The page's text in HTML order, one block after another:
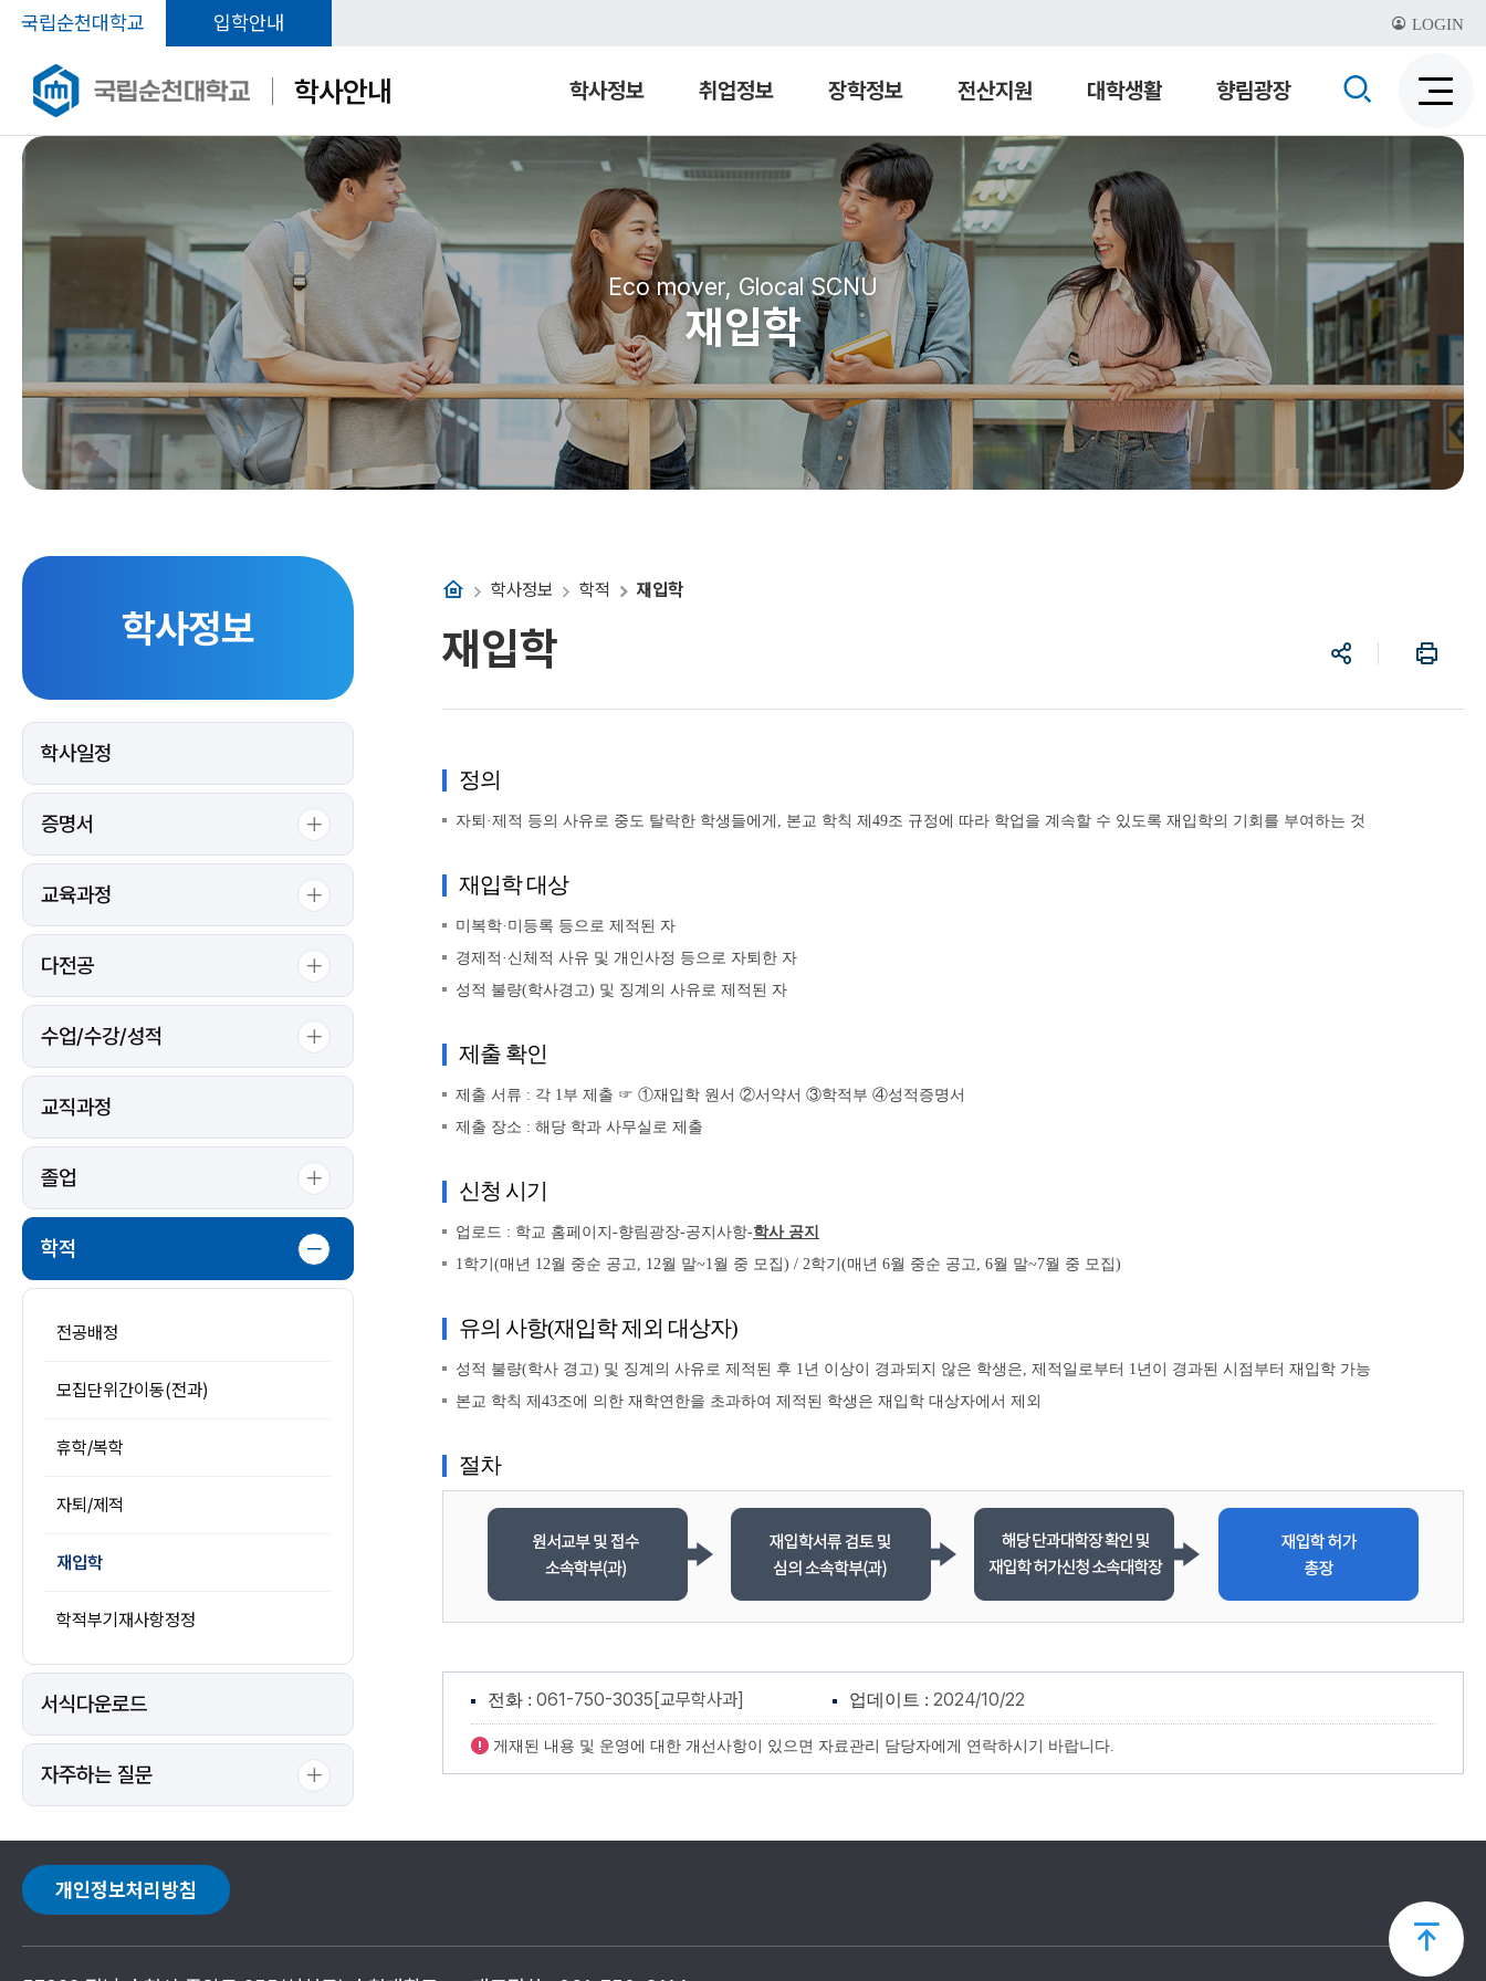
국립순천대학교 입학안내 LOGIN
학사안내 학사정보 취업정보 장학정보 전산지원 대학생활 향림광장
색
성
화
색
Eco mover, Glocal SCNU
재입학
홈 학사정보 학적 재입학
학사정보
학사일정
증명서
교육과정
다전공
수업/수강/성적
교직과정
졸업
학적
전공배정
모집단위간이동(전과)
휴학/복학
자퇴/제적
재입학
학적부기재사항정정
서식다운로드
자주하는 질문
공
프
린
재입학
정의
자퇴·제적 등의 사유로 중도 탈락한 학생들에게, 본교 학칙 제49조 규정에 따라 학업을 계속할 수 있도록 재입학의 기회를 부여하는 것
재입학 대상
미복학·미등록 등으로 제적된 자
경제적·신체적 사유 및 개인사정 등으로 자퇴한 자
성적 불량(학사경고) 및 징계의 사유로 제적된 자
제출 확인
제출 서류 : 각 1부 제출 ☞ ①재입학 원서 ②서약서 ③학적부 ④성적증명서
제출 장소 : 해당 학과 사무실로 제출
신청 시기
업로드 : 학교 홈페이지-향림광장-공지사항-학사 공지
1학기(매년 12월 중순 공고, 12월 말~1월 중 모집) / 2학기(매년 6월 중순 공고, 6월 말~7월 중 모집)
유의 사항(재입학 제외 대상자)
성적 불량(학사 경고) 및 징계의 사유로 제적된 후 1년 이상이 경과되지 않은 학생은, 제적일로부터 1년이 경과된 시점부터 재입학 가능
본교 학칙 제43조에 의한 재학연한을 초과하여 제적된 학생은 재입학 대상자에서 제외
절차
전화 : 061-750-3035[교무학사과] 업데이트 : 2024/10/22
게재된 내용 및 운영에 대한 개선사항이 있으면 자료관리 담당자에게 연락하시기 바랍니다.
개인정보처리방침
상